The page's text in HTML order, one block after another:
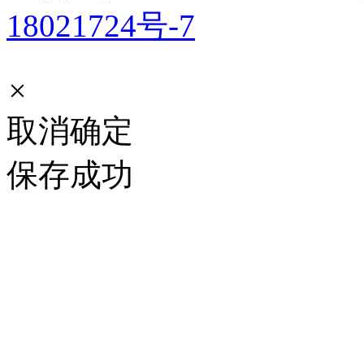
18021724号-7
×
取消确定
保存成功